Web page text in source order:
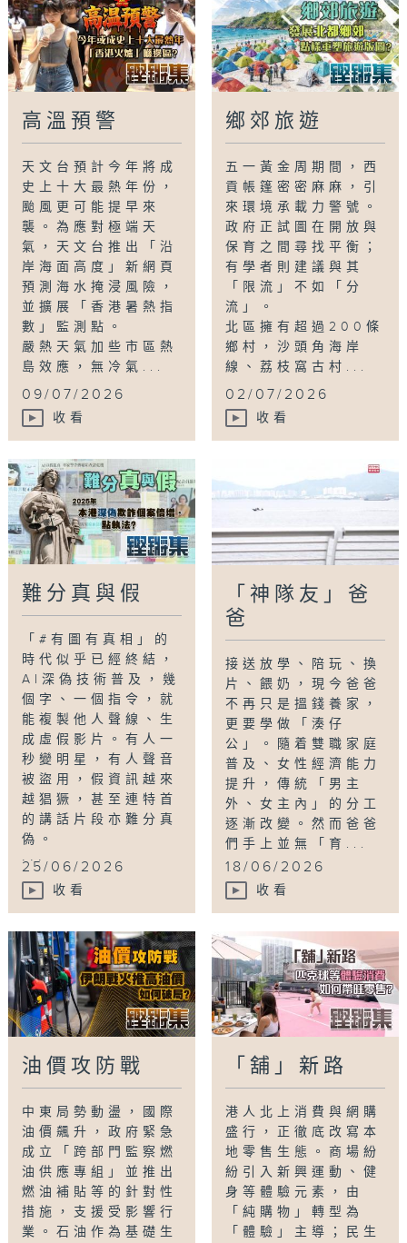
高溫預警
天文台預計今年將成
史上十大最熱年份，
颱風更可能提早來
襲。為應對極端天
氣，天文台推出「沿
岸海面高度」新網頁
預測海水掩浸風險，
並擴展「香港暑熱指
數」監測點。
嚴熱天氣加些市區熱
島效應，無冷氣...
09/07/2026
收看
鄉郊旅遊
五一黃金周期間，西
貢帳篷密密麻麻，引
來環境承載力警號。
政府正試圖在開放與
保育之間尋找平衡；
有學者則建議與其
「限流」不如「分
流」。
北區擁有超過200條
鄉村，沙頭角海岸
線、荔枝窩古村...
02/07/2026
收看
難分真與假
「#有圖有真相」的
時代似乎已經終結，
AI深偽技術普及，幾
個字、一個指令，就
能複製他人聲線、生
成虛假影片。有人一
秒變明星，有人聲音
被盜用，假資訊越來
越猖獗，甚至連特首
的講話片段亦難分真
偽。
...
25/06/2026
收看
「神隊友」爸
爸
接送放學、陪玩、換
片、餵奶，現今爸爸
不再只是搵錢養家，
更要學做「湊仔
公」。隨着雙職家庭
普及、女性經濟能力
提升，傳統「男主
外、女主內」的分工
逐漸改變。然而爸爸
們手上並無「育...
18/06/2026
收看
油價攻防戰
中東局勢動盪，國際
油價飆升，政府緊急
成立「跨部門監察燃
油供應專組」並推出
燃油補貼等的針對性
措施，支援受影響行
業。石油作為基礎生
「舖」新路
港人北上消費與網購
盛行，正徹底改寫本
地零售生態。商場紛
紛引入新興運動、健
身等體驗元素，由
「純購物」轉型為
「體驗」主導；民生